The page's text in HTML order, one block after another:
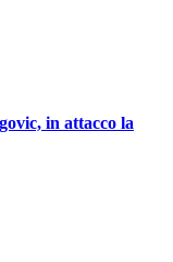
in attacco la